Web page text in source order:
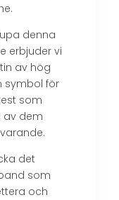
denna
erbjuder vi
av hög
symbol för
som
av dem
det
som
och